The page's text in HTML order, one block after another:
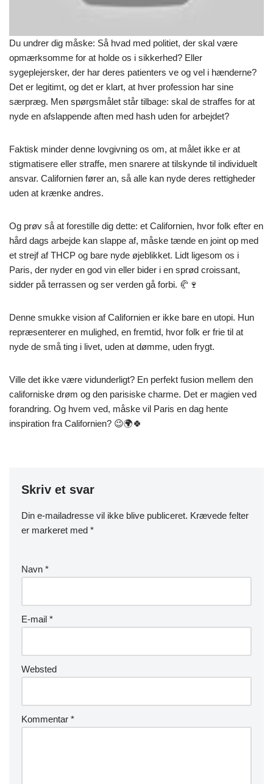
Du undrer dig måske: Så hvad med politiet, der skal være
opmærksomme for at holde os i sikkerhed? Eller
sygeplejersker, der har deres patienters ve og vel i hænderne?
Det er legitimt, og det er klart, at hver profession har sine
særpræg. Men spørgsmålet står tilbage: skal de straffes for at
nyde en afslappende aften med hash uden for arbejdet?
Faktisk minder denne lovgivning os om, at målet ikke er at
stigmatisere eller straffe, men snarere at tilskynde til individuelt
ansvar. Californien fører an, så alle kan nyde deres rettigheder
uden at krænke andres.
Og prøv så at forestille dig dette: et Californien, hvor folk efter en
hård dags arbejde kan slappe af, måske tænde en joint op med
et strejf af THCP og bare nyde øjeblikket. Lidt ligesom os i
Paris, der nyder en god vin eller bider i en sprød croissant,
sidder på terrassen og ser verden gå forbi. 🥐🍷
Denne smukke vision af Californien er ikke bare en utopi. Hun
repræsenterer en mulighed, en fremtid, hvor folk er frie til at
nyde de små ting i livet, uden at dømme, uden frygt.
Ville det ikke være vidunderligt? En perfekt fusion mellem den
californiske drøm og den parisiske charme. Det er magien ved
forandring. Og hvem ved, måske vil Paris en dag hente
inspiration fra Californien? 😉🌍🍀
Skriv et svar
Din e-mailadresse vil ikke blive publiceret. Krævede felter
er markeret med *
Navn *
E-mail *
Websted
Kommentar *